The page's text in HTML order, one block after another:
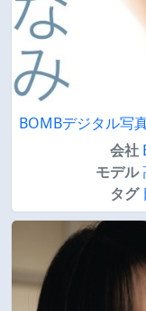
BOMBデジタル写
会社
モデル
タグ